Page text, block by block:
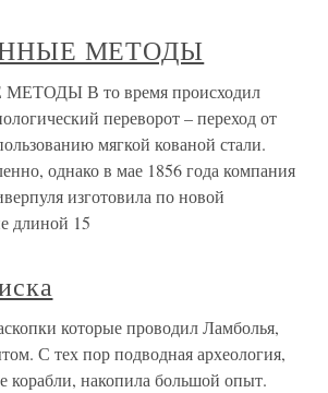
МЕТОДЫ
В то время происходил
переворот – переход от
мягкой кованой стали.
однако в мае 1856 года компания
изготовила по новой
длиной 15
которые проводил Ламболья,
С тех пор подводная археология,
корабли, накопила большой опыт.